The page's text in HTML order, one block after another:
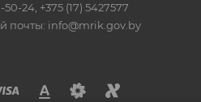
50-24, +375 (17) 5427577
почты: info@mrik.gov.by